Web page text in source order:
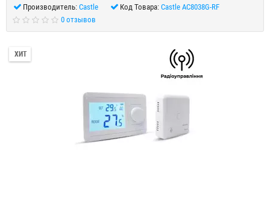
Производитель: Castle Код Товара: Castle АС8038G-RF
0 отзывов
ХИТ